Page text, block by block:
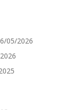
05/2026